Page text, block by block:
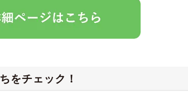
をチェック！